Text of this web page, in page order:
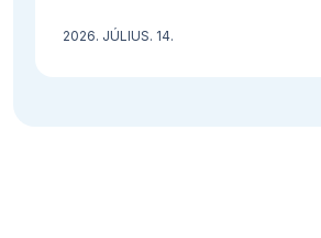
2026. JÚLIUS. 14.